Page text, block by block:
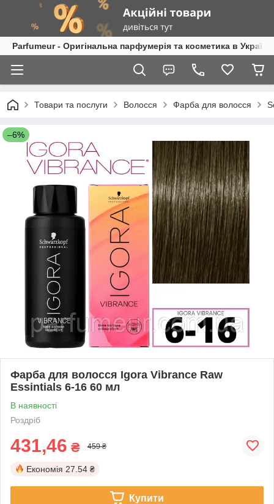
Parfumeur - Оригінальна парфумерія та косметика в Україні
Товари та послуги Волосся Фарба для волосся
–6%
Фарба для волосся Igora Vibrance Raw
Essintials 6-16 60 мл
В наявності
Роздріб
431,46 ₴ 459 ₴
Економія 27.54 ₴
Купити